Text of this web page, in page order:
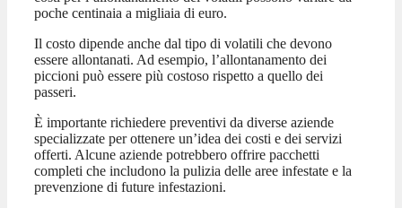
poche centinaia a migliaia di euro.
Il costo dipende anche dal tipo di volatili che devono
essere allontanati. Ad esempio, l’allontanamento dei
piccioni può essere più costoso rispetto a quello dei
passeri.
È importante richiedere preventivi da diverse aziende
specializzate per ottenere un’idea dei costi e dei servizi
offerti. Alcune aziende potrebbero offrire pacchetti
completi che includono la pulizia delle aree infestate e la
prevenzione di future infestazioni.